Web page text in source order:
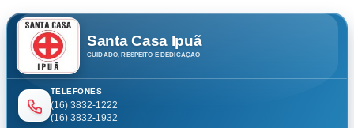
Santa Casa Ipuã
CUIDADO, RESPEITO E DEDICAÇÃO
TELEFONES
(16) 3832-1222
(16) 3832-1932